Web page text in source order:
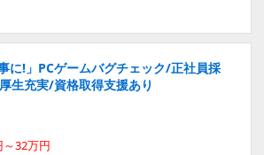
に!」PCゲームバグチェック/正社員採
生充実/資格取得支援あり
～32万円